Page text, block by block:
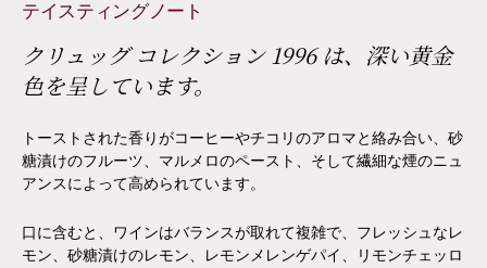
テイスティングノート
クリュッグ コレクション 1996 は、深い黄金
色を呈しています。
トーストされた香りがコーヒーやチコリのアロマと絡み合い、砂
糖漬けのフルーツ、マルメロのペースト、そして繊細な煙のニュ
アンスによって高められています。
口に含むと、ワインはバランスが取れて複雑で、フレッシュなレ
モン、砂糖漬けのレモン、レモンメレンゲパイ、リモンチェッロ